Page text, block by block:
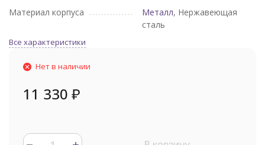
Материал корпуса
Металл, Нержавеющая
сталь
Все характеристики
Нет в наличии
11 330 ₽